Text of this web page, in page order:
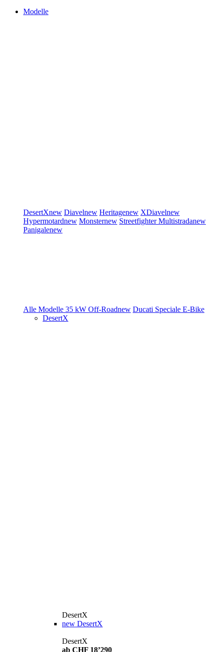
Modelle
DesertXnew Diavelnew Heritagenew XDiavelnew
Hypermotardnew Monsternew StreetfighterMultistradanew
Panigalenew
Alle Modelle 35 kW Off-Roadnew Ducati Speciale E-Bike
DesertX
DesertX
new DesertX
DesertX
ab CHF 18’290